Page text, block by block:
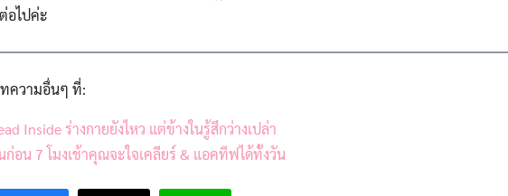
อไปค่ะ
ความอื่นๆ ที่:
Inside ร่างกายยังไหว แต่ข้างในรู้สึกว่างเปล่า
ก่อน 7 โมงเช้าคุณจะใจเคลียร์ & แอคทีฟได้ทั้งวัน